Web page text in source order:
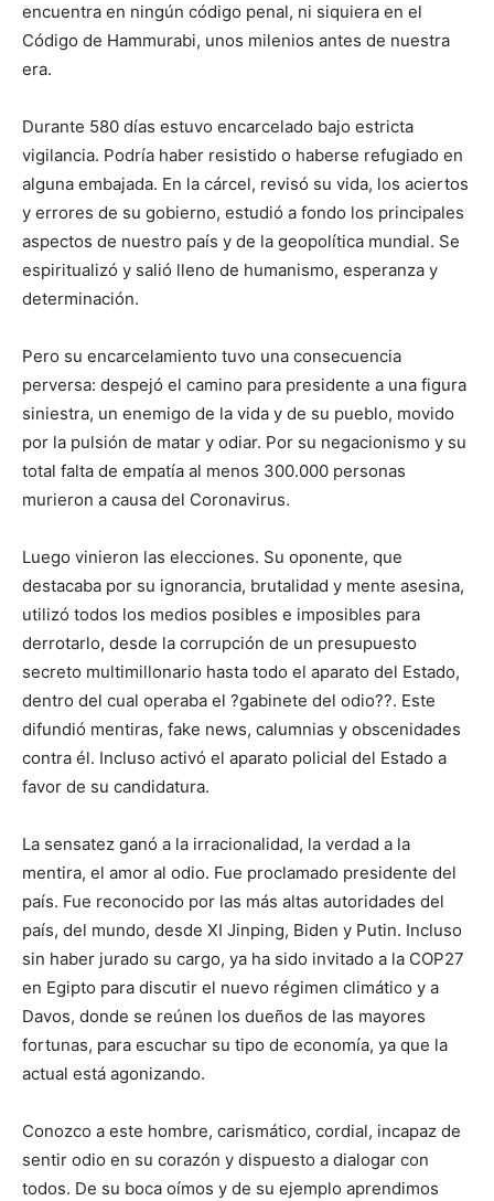
encuentra en ningún código penal, ni siquiera en el
Código de Hammurabi, unos milenios antes de nuestra
era.
Durante 580 días estuvo encarcelado bajo estricta
vigilancia. Podría haber resistido o haberse refugiado en
alguna embajada. En la cárcel, revisó su vida, los aciertos
y errores de su gobierno, estudió a fondo los principales
aspectos de nuestro país y de la geopolítica mundial. Se
espiritualizó y salió lleno de humanismo, esperanza y
determinación.
Pero su encarcelamiento tuvo una consecuencia
perversa: despejó el camino para presidente a una figura
siniestra, un enemigo de la vida y de su pueblo, movido
por la pulsión de matar y odiar. Por su negacionismo y su
total falta de empatía al menos 300.000 personas
murieron a causa del Coronavirus.
Luego vinieron las elecciones. Su oponente, que
destacaba por su ignorancia, brutalidad y mente asesina,
utilizó todos los medios posibles e imposibles para
derrotarlo, desde la corrupción de un presupuesto
secreto multimillonario hasta todo el aparato del Estado,
dentro del cual operaba el ?gabinete del odio??. Este
difundió mentiras, fake news, calumnias y obscenidades
contra él. Incluso activó el aparato policial del Estado a
favor de su candidatura.
La sensatez ganó a la irracionalidad, la verdad a la
mentira, el amor al odio. Fue proclamado presidente del
país. Fue reconocido por las más altas autoridades del
país, del mundo, desde XI Jinping, Biden y Putin. Incluso
sin haber jurado su cargo, ya ha sido invitado a la COP27
en Egipto para discutir el nuevo régimen climático y a
Davos, donde se reúnen los dueños de las mayores
fortunas, para escuchar su tipo de economía, ya que la
actual está agonizando.
Conozco a este hombre, carismático, cordial, incapaz de
sentir odio en su corazón y dispuesto a dialogar con
todos. De su boca oímos y de su ejemplo aprendimos